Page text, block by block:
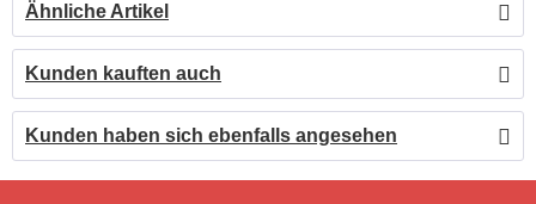
Ähnliche Artikel
Kunden kauften auch
Kunden haben sich ebenfalls angesehen